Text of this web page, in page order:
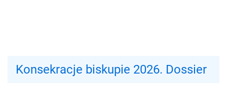
Konsekracje biskupie 2026. Dossier